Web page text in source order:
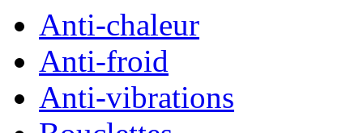
Anti-chaleur
Anti-froid
Anti-vibrations